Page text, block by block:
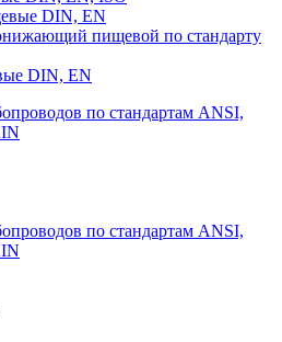
DIN, EN
пищевой по стандарту
DIN, EN